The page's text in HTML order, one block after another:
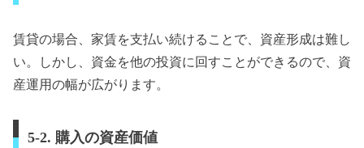
賃貸の場合、家賃を支払い続けることで、資産形成は難し
い。しかし、資金を他の投資に回すことができるので、資
産運用の幅が広がります。
5-2. 購入の資産価値